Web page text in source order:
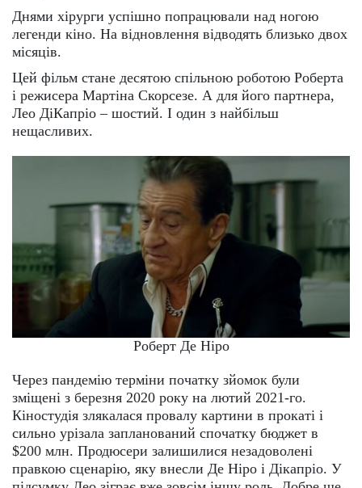
Днями хірурги успішно попрацювали над ногою
легенди кіно. На відновлення відводять близько двох
місяців.
Цей фільм стане десятою спільною роботою Роберта
і режисера Мартіна Скорсезе. А для його партнера,
Лео ДіКапріо – шостий. І один з найбільш
нещасливих.
Роберт Де Ніро
Через пандемію терміни початку зйомок були
зміщені з березня 2020 року на лютий 2021-го.
Кіностудія злякалася провалу картини в прокаті і
сильно урізала запланований спочатку бюджет в
$200 млн. Продюсери залишилися незадоволені
правкою сценарію, яку внесли Де Ніро і Дікапріо. У